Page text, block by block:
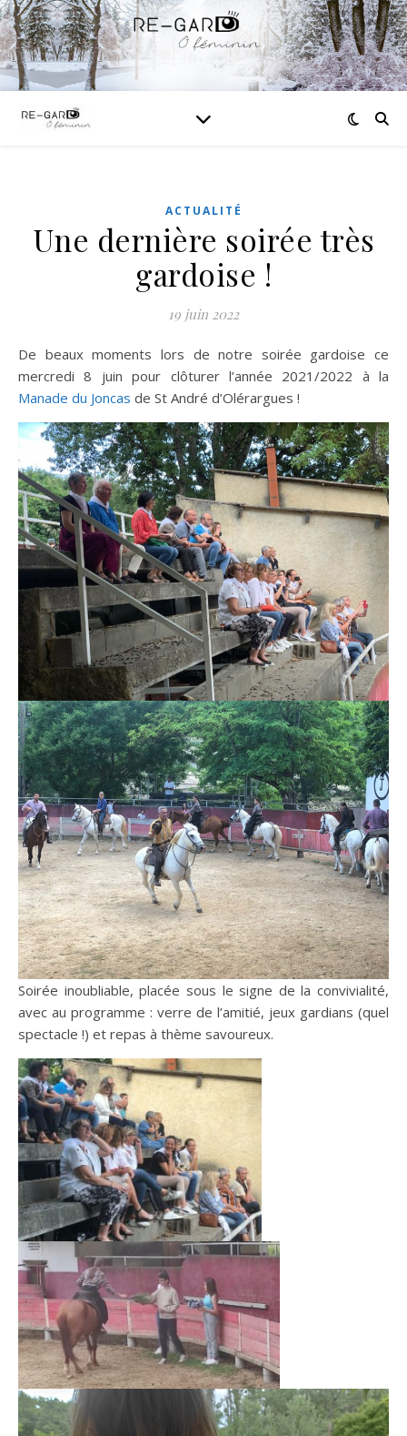
ACTUALITÉ
Une dernière soirée très
gardoise !
19 juin 2022
De beaux moments lors de notre soirée gardoise ce
mercredi 8 juin pour clôturer l’année 2021/2022 à la
Manade du Joncas de St André d’Olérargues !
Soirée inoubliable, placée sous le signe de la convivialité,
avec au programme : verre de l’amitié, jeux gardians (quel
spectacle !) et repas à thème savoureux.